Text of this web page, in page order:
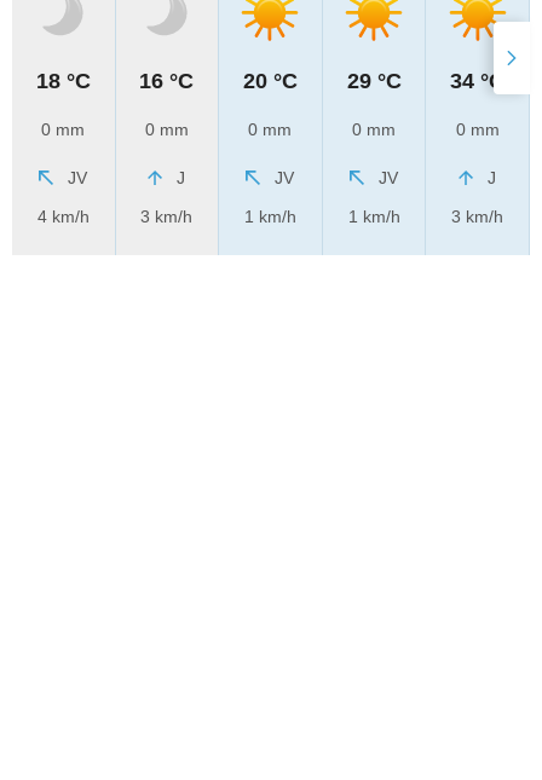
18 °C
0 mm
JV
4 km/h
16 °C
0 mm
J
3 km/h
20 °C
0 mm
JV
1 km/h
29 °C
0 mm
JV
1 km/h
34 °C
0 mm
J
3 km/h